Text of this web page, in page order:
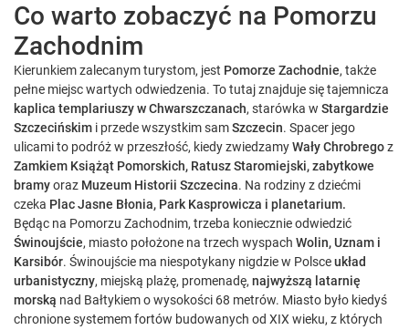
Co warto zobaczyć na Pomorzu
Zachodnim
Kierunkiem zalecanym turystom, jest Pomorze Zachodnie, także
pełne miejsc wartych odwiedzenia. To tutaj znajduje się tajemnicza
kaplica templariuszy w Chwarszczanach, starówka w Stargardzie
Szczecińskim i przede wszystkim samSzczecin. Spacer jego
ulicami to podróż w przeszłość, kiedy zwiedzamyWały Chrobregoz
Zamkiem Książąt Pomorskich, Ratusz Staromiejski, zabytkowe
bramyoraz Muzeum Historii Szczecina. Na rodziny z dziećmi
czeka Plac Jasne Błonia, Park Kasprowicza i planetarium.
Będąc na Pomorzu Zachodnim, trzeba koniecznie odwiedzić
Świnoujście, miasto położone na trzech wyspach Wolin, Uznam i
Karsibór. Świnoujście ma niespotykany nigdzie w Polsceukład
urbanistyczny, miejską plażę, promenadę, najwyższą latarnię
morską nad Bałtykiem o wysokości 68 metrów. Miasto było kiedyś
chronione systemem fortów budowanych od XIX wieku, z których